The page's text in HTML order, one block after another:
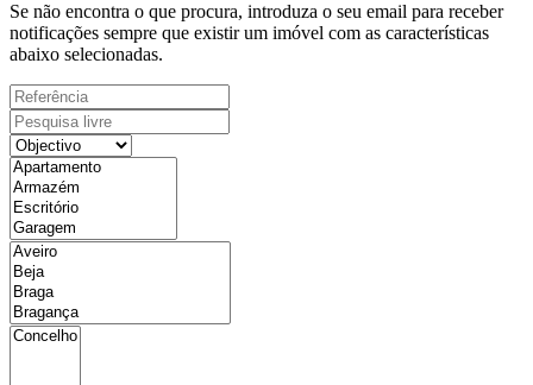
Se não encontra o que procura, introduza o seu email para receber
notificações sempre que existir um imóvel com as características
abaixo selecionadas.